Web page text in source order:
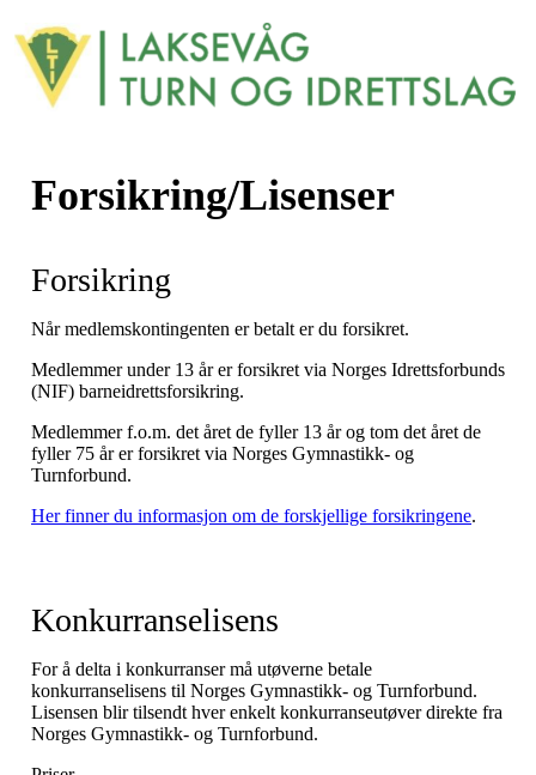
Forsikring/Lisenser
Forsikring
Når medlemskontingenten er betalt er du forsikret.
Medlemmer under 13 år er forsikret via Norges Idrettsforbunds
(NIF) barneidrettsforsikring.
Medlemmer f.o.m. det året de fyller 13 år og tom det året de
fyller 75 år er forsikret via Norges Gymnastikk- og
Turnforbund.
Her finner du informasjon om de forskjellige forsikringene.
Konkurranselisens
For å delta i konkurranser må utøverne betale
konkurranselisens til Norges Gymnastikk- og Turnforbund.
Lisensen blir tilsendt hver enkelt konkurranseutøver direkte fra
Norges Gymnastikk- og Turnforbund.